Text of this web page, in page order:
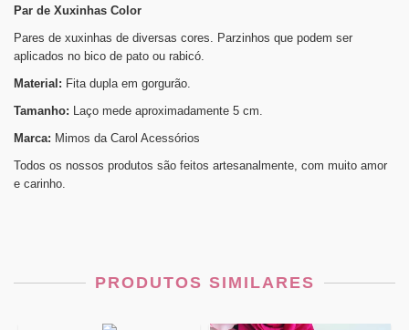
Par de Xuxinhas Color
Pares de xuxinhas de diversas cores. Parzinhos que podem ser
aplicados no bico de pato ou rabicó.
Material: Fita dupla em gorgurão.
Tamanho: Laço mede aproximadamente 5 cm.
Marca: Mimos da Carol Acessórios
Todos os nossos produtos são feitos artesanalmente, com muito amor
e carinho.
PRODUTOS SIMILARES